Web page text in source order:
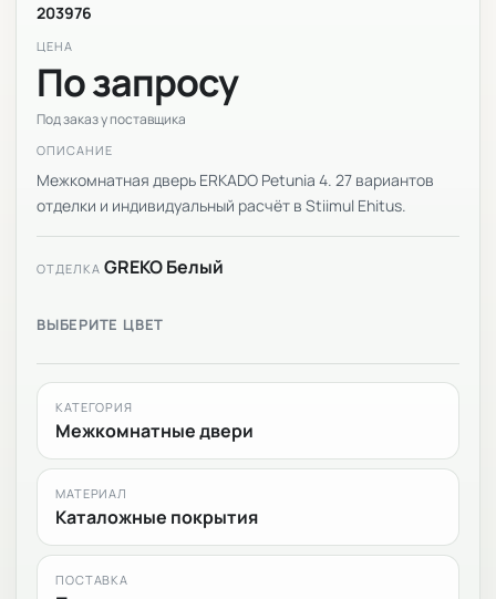
203976
ЦЕНА
По запросу
Под заказ у поставщика
ОПИСАНИЕ
Межкомнатная дверь ERKADO Petunia 4. 27 вариантов
отделки и индивидуальный расчёт в Stiimul Ehitus.
ОТДЕЛКА GREKO Белый
ВЫБЕРИТЕ ЦВЕТ
КАТЕГОРИЯ
Межкомнатные двери
МАТЕРИАЛ
Каталожные покрытия
ПОСТАВКА